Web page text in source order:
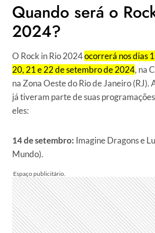
Quando será o
2024?
O Rock in Rio 2024ocorrerá nos dias
20, 21 e 22 de setembro de 2024, na
na Zona Oeste do Rio de Janeiro (RJ).
já tiveram parte de suas
eles:
14 de setembro: Imagine Dragons e
Mundo).